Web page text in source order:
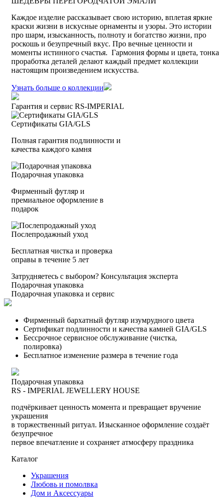
Каждое изделие рассказывает свою историю, вплетая яркие
краски жизни в искусные орнаменты и узоры. Это истории
про шарм, изысканность, полноту и богатство жизни, про
роскошь и безупречный вкус. Про вечные ценности и
моменты истинного счастья. Гармония формы и цвета,
проработка деталей делают каждый предмет коллекции
настоящим произведением искусства.
Узнать больше о коллекции
Гарантия и сервис RS‑IMPERIAL
Сертификаты GIA/GLS
Полная гарантия подлинности и
качества каждого камня
Подарочная упаковка
Фирменный футляр и
премиальное оформление в
подарок
Послепродажный уход
Бесплатная чистка и проверка
оправы в течение 5 лет
Затрудняетесь с выбором? Консультация эксперта
Подарочная упаковка
Подарочная упаковка и сервис
Фирменный бархатный футляр изумрудного цвета
Сертификат подлинности и качества камней GIA/GLS
Бессрочное сервисное обслуживание (чистка,
полировка)
Бесплатное изменение размера в течение года
Подарочная упаковка
RS - IMPERIAL JEWELLERY HOUSE
подчёркивает ценность момента и превращает вручение
украшения
в торжественный ритуал. Изысканное оформление создаёт
безупречное
первое впечатление и сохраняет атмосферу праздника
Каталог
Украшения
Любовь и помолвка
Дом и Аксессуары